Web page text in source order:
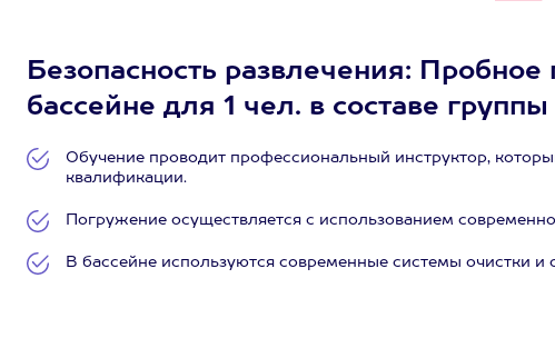
Безопасность развлечения:
бассейне для 1 чел. в составе группы
Обучение проводит профессиональный инструктор,
квалификации.
Погружение осуществляется с использованием
В бассейне используются современные системы очистки и